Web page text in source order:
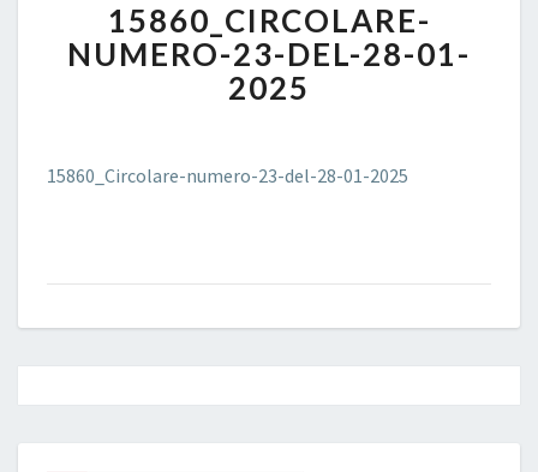
NUMERO-
23-
DEL-
28-
15860_CIRCOLARE-
NUMERO-23-DEL-28-01-
2025
15860_Circolare-numero-23-del-28-01-2025
navigation